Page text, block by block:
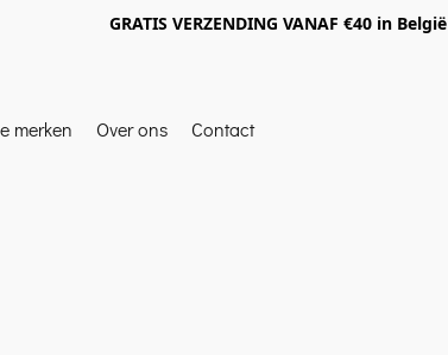
GRATIS VERZENDING VANAF €40 in België
merken Over ons Contact